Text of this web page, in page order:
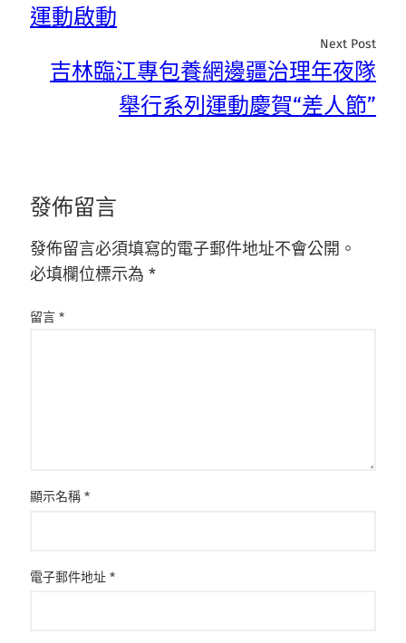
運動啟動
Next Post
吉林臨江專包養網邊疆治理年夜隊
舉行系列運動慶賀“差人節”
發佈留言
發佈留言必須填寫的電子郵件地址不會公開。
必填欄位標示為 *
留言 *
顯示名稱 *
電子郵件地址 *